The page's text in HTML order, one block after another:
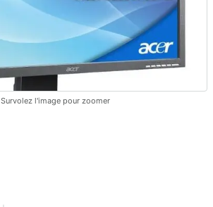
Survolez l'image pour zoomer